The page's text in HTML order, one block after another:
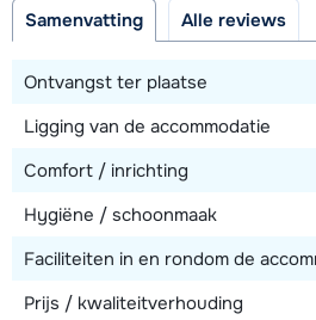
Samenvatting Alle reviews
Ontvangst ter plaatse
Ligging van de accommodatie
Comfort / inrichting
Hygiëne / schoonmaak
Faciliteiten in en rondom de
Prijs / kwaliteitverhouding